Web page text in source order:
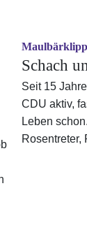
Maulbärklipp
Schach
Seit 15
CDU aktiv,
Leben
Rosentreter,